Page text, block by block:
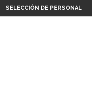
SELECCIÓN DE PERSONAL